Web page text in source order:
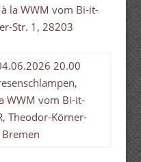
la WWM vom Bi-it-
Str. 1, 28203
20.00
WWM vom Bi-it-
Theodor-Körner-